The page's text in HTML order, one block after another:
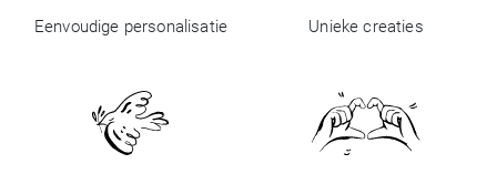
Eenvoudige personalisatie Unieke creaties